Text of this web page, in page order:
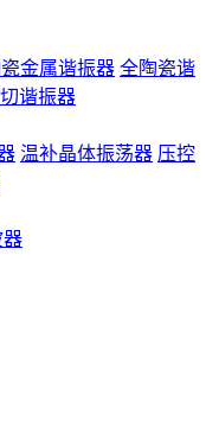
金属谐振器 全陶瓷谐
谐振器
温补晶体振荡器 压控
器